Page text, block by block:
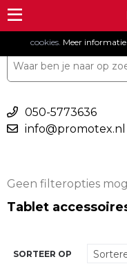
050-5773636
info@promotex.nl
Geen filteropties
Tablet
SORTEER OP
Om onze website goed te
cookies. Meer informatie.